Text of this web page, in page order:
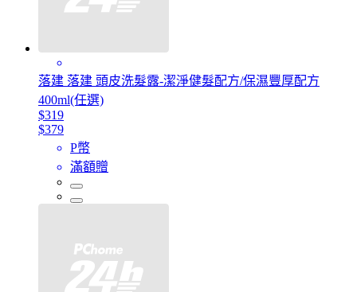
落建 落建 頭皮洗髮露-潔淨健髮配方/保濕豐厚配方
400ml(任選)
$319
$379
P幣
滿額贈